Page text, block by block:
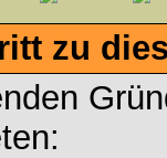
zu